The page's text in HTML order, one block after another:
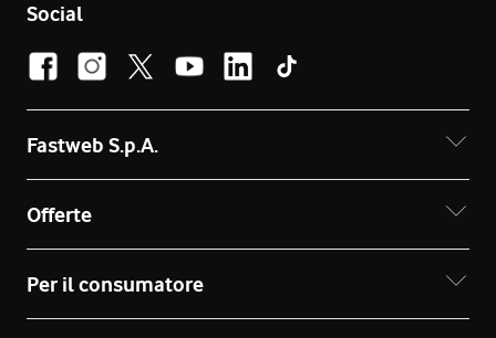
Social
Fastweb S.p.A.
Offerte
Per il consumatore